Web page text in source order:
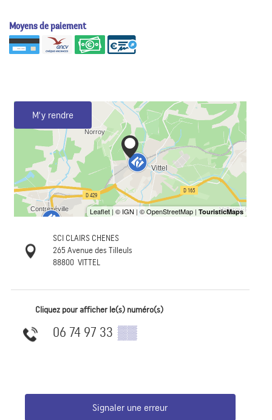
Moyens de paiement
M'y rendre
SCI CLAIRS CHENES
265 Avenue des Tilleuls
88800 VITTEL
Cliquez pour afficher le(s) numéro(s)
06 74 97 33 ▒▒
Signaler une erreur